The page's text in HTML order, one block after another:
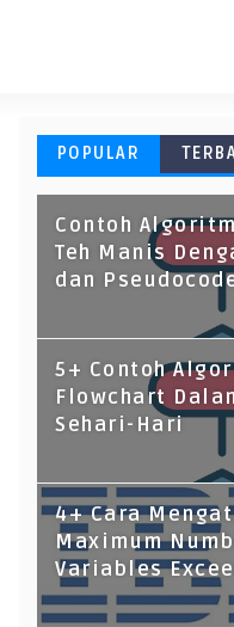
POPULAR
Contoh
Teh Manis
dan
5+ Contoh
Flowchart
Sehari-Hari
4+ Cara
Maximum
Variables